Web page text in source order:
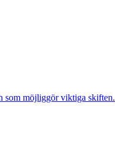
som möjliggör viktiga skiften.